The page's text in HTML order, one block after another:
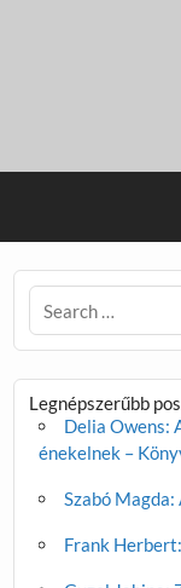
Legnépszerűbb
Delia Owens:
énekelnek –
Szabó
Frank